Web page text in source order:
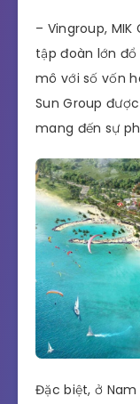
– Vingroup, MIK
tập đoàn lớn
mô với số vốn
Sun Group
mang đến sự
Đặc biệt, ở Nam